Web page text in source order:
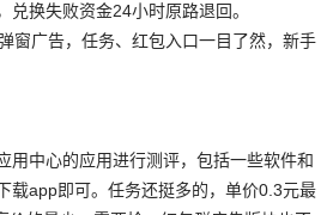
兑换失败资金24小时原路退回。
窗广告，任务、红包入口一目了然，新手
用中心的应用进行测评，包括一些软件和
载app即可。任务还挺多的，单价0.3元最